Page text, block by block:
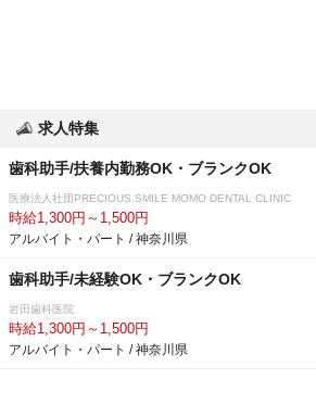
求人特集
歯科助手/扶養内勤務OK・ブランクOK
医療法人社団PRECIOUS.SMILE MOMO DENTAL CLINIC
時給1,300円～1,500円
アルバイト・パート / 神奈川県
歯科助手/未経験OK・ブランクOK
田歯科医院
時給1,300円～1,500円
アルバイト・パート / 神奈川県